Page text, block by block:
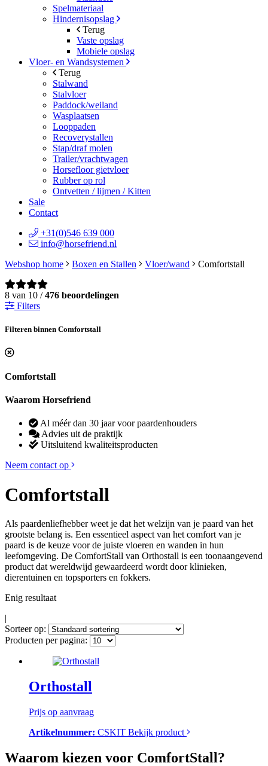
Spelmateriaal
Hindernisopslag
Terug
Vaste opslag
Mobiele opslag
Vloer- en Wandsystemen
Terug
Stalwand
Stalvloer
Paddock/weiland
Wasplaatsen
Looppaden
Recoverystallen
Stap/draf molen
Trailer/vrachtwagen
Horsefloor gietvloer
Rubber op rol
Ontvetten / lijmen / Kitten
Sale
Contact
+31(0)546 639 000
info@horsefriend.nl
Webshop home
Boxen en Stallen Vloer/wand Comfortstall
8 van 10 /476 beoordelingen
Filters
Filteren binnen Comfortstall
Comfortstall
Waarom Horsefriend
Al méér dan 30 jaar voor paardenhouders
Advies uit de praktijk
Uitsluitend kwaliteitsproducten
Neem contact op
Comfortstall
Als paardenliefhebber weet je dat het welzijn van je paard van het
grootste belang is. Een essentieel aspect van het comfort van je
paard is de keuze voor de juiste vloeren en wanden in hun
leefomgeving. De ComfortStall van Orthostall is een toonaangevend
product dat wereldwijd gewaardeerd wordt door klinieken,
dierentuinen en topsporters en fokkers.
Enig resultaat
|
Sorteer op:
Producten per pagina:
Orthostall
Prijs op aanvraag
Artikelnummer: CSKIT Bekijk product
Waarom kiezen voor ComfortStall?